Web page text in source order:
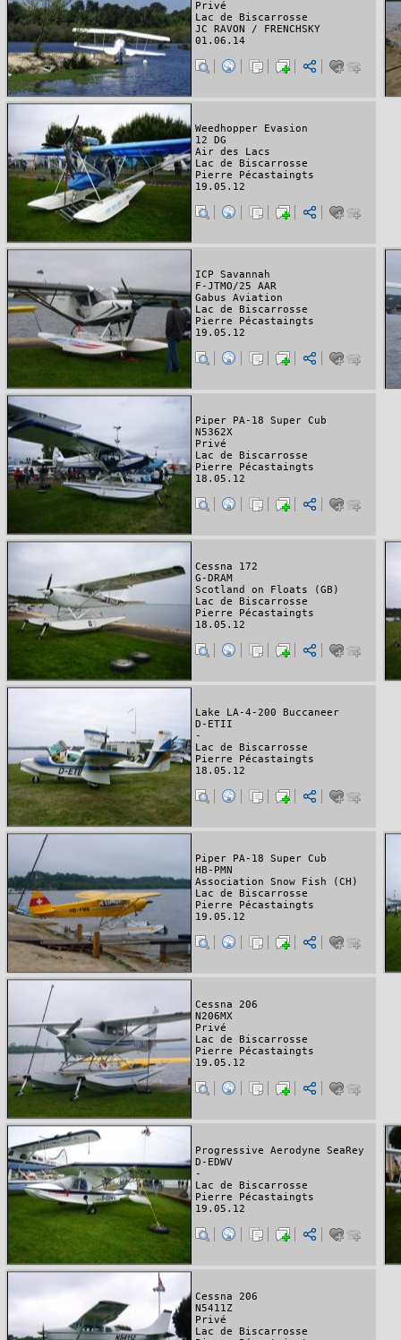
Privé
Lac de Biscarrosse
JC RAVON / FRENCHSKY
01.06.14
Weedhopper Evasion
12 DG
Air des Lacs
Lac de Biscarrosse
Pierre Pécastaingts
19.05.12
ICP Savannah
F-JTMO/25 AAR
Gabus Aviation
Lac de Biscarrosse
Pierre Pécastaingts
19.05.12
Piper PA-18 Super Cub
N5362X
Privé
Lac de Biscarrosse
Pierre Pécastaingts
18.05.12
Cessna 172
G-DRAM
Scotland on Floats (GB)
Lac de Biscarrosse
Pierre Pécastaingts
18.05.12
Lake LA-4-200 Buccaneer
D-ETII
-
Lac de Biscarrosse
Pierre Pécastaingts
18.05.12
Piper PA-18 Super Cub
HB-PMN
Association Snow Fish (CH)
Lac de Biscarrosse
Pierre Pécastaingts
19.05.12
Cessna 206
N206MX
Privé
Lac de Biscarrosse
Pierre Pécastaingts
19.05.12
Progressive Aerodyne SeaRey
D-EDWV
-
Lac de Biscarrosse
Pierre Pécastaingts
19.05.12
Cessna 206
N5411Z
Privé
Lac de Biscarrosse